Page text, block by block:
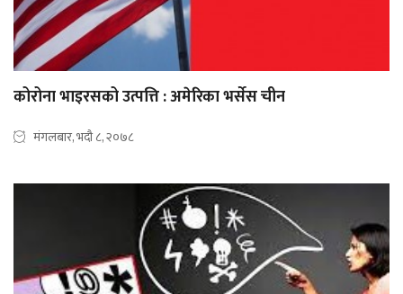
कोरोना भाइरसको उत्पत्ति : अमेरिका भर्सेस चीन
मंगलबार, भदौ ८, २०७८